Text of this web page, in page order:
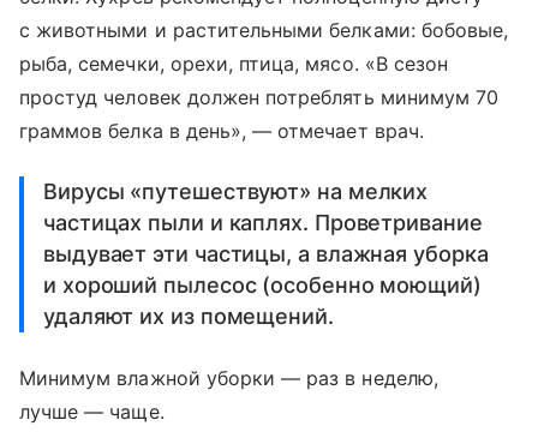
с животными и растительными белками: бобовые,
рыба, семечки, орехи, птица, мясо. «В сезон
простуд человек должен потреблять минимум 70
граммов белка в день», — отмечает врач.
Вирусы «путешествуют» на мелких
частицах пыли и каплях. Проветривание
выдувает эти частицы, а влажная уборка
и хороший пылесос (особенно моющий)
удаляют их из помещений.
Минимум влажной уборки — раз в неделю,
лучше — чаще.